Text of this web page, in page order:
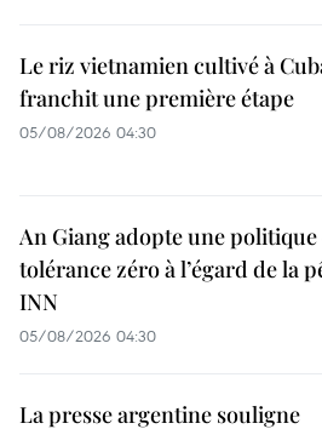
Le riz vietnamien cultivé à
franchit une première étape
05/08/2026 04:30
An Giang adopte une politique
tolérance zéro à l’égard de la
INN
05/08/2026 04:30
La presse argentine souligne